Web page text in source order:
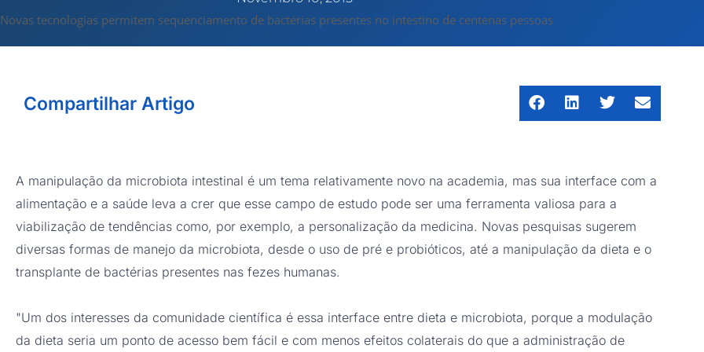
Novas tecnologias permitem sequenciamento de bactérias presentes no intestino de centenas pessoas
Compartilhar Artigo
A manipulação da microbiota intestinal é um tema relativamente novo na academia, mas sua interface com a
alimentação e a saúde leva a crer que esse campo de estudo pode ser uma ferramenta valiosa para a
viabilização de tendências como, por exemplo, a personalização da medicina. Novas pesquisas sugerem
diversas formas de manejo da microbiota, desde o uso de pré e probióticos, até a manipulação da dieta e o
transplante de bactérias presentes nas fezes humanas.
"Um dos interesses da comunidade científica é essa interface entre dieta e microbiota, porque a modulação
da dieta seria um ponto de acesso bem fácil e com menos efeitos colaterais do que a administração de